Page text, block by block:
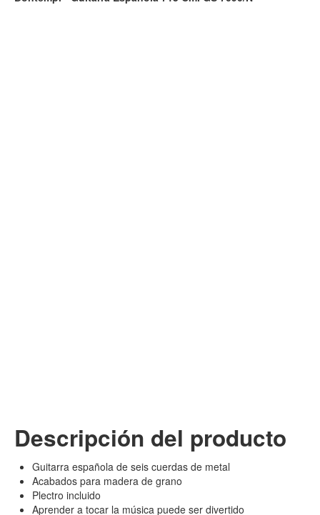
Descripción del producto
Guitarra española de seis cuerdas de metal
Acabados para madera de grano
Plectro incluido
Aprender a tocar la música puede ser divertido